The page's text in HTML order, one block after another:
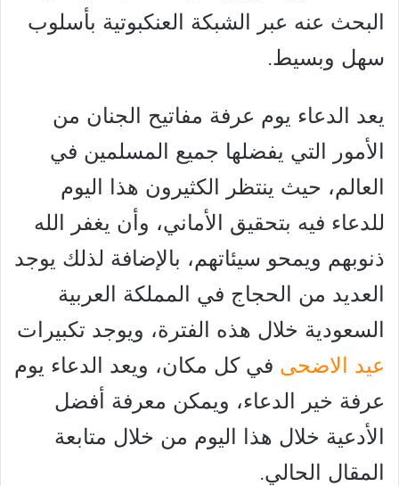
البحث عنه عبر الشبكة العنكبوتية بأسلوب
سهل وبسيط.
يعد الدعاء يوم عرفة مفاتيح الجنان من
الأمور التي يفضلها جميع المسلمين في
العالم، حيث ينتظر الكثيرون هذا اليوم
للدعاء فيه بتحقيق الأماني، وأن يغفر الله
ذنوبهم ويمحو سيئاتهم، بالإضافة لذلك يوجد
العديد من الحجاج في المملكة العربية
السعودية خلال هذه الفترة، ويوجد تكبيرات
عيد الاضحى في كل مكان، ويعد الدعاء يوم
عرفة خير الدعاء، ويمكن معرفة أفضل
الأدعية خلال هذا اليوم من خلال متابعة
المقال الحالي.